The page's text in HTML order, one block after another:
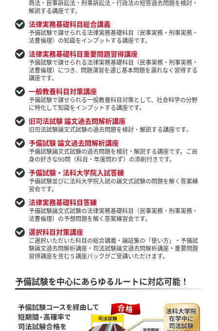
商法・民事訴訟法・刑事訴訟法・行政法の短答過去問題を検討・
解説する講座です。
法律実務基礎科目総合講義
予備試験で課せられる法律実務基礎科目（民事実務・刑事実務・
法曹倫理）の知識をインプットする講座です。
法律実務基礎科目重要問題習得講座
予備試験で課せられる法律実務基礎科目（民事実務・刑事実務・
法曹倫理）につき、問題演習を通じ基本問題を漏れなく習得する
講座です。
一般教養科目対策講座
予備試験で課せられる一般教養科目対策として、社会科学の分野
に特化して知識をインプットする講座です。
旧司法試験 論文過去問解析講座
旧司法試験論文式試験の過去問題を検討・解説する講座です。
予備試験 論文過去問解析講座
予備試験論文式試験の過去問題を検討・解説する講座です。ご自
身の好きな90問（科目・年度問わず）の添削付きです。
予備試験・法科大学院入試答練
予備試験並びに法科大学院入試の論文式試験の問題を解く答案練
習会です。
法律実務基礎科目答練
予備試験論文式試験の法律実務基礎科目（民事実務・刑事実務・
法曹倫理）の予想問題を解く答案練習会です。
選択科目対策講座
ご選択いただいた科目の総合講義・論証集の「使い方」・予備試
験論文過去問解析講座・司法試験論文過去問解析講座・重要問題
習得講座を含む５講座パックがご受講いただけます。
予備試験を中心にあらゆるルートに対応可能！